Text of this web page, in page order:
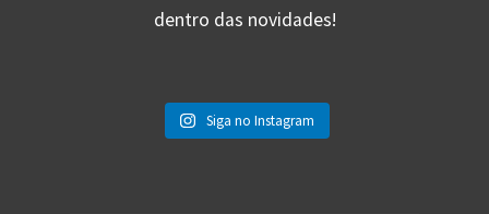
dentro das novidades!
Siga no Instagram